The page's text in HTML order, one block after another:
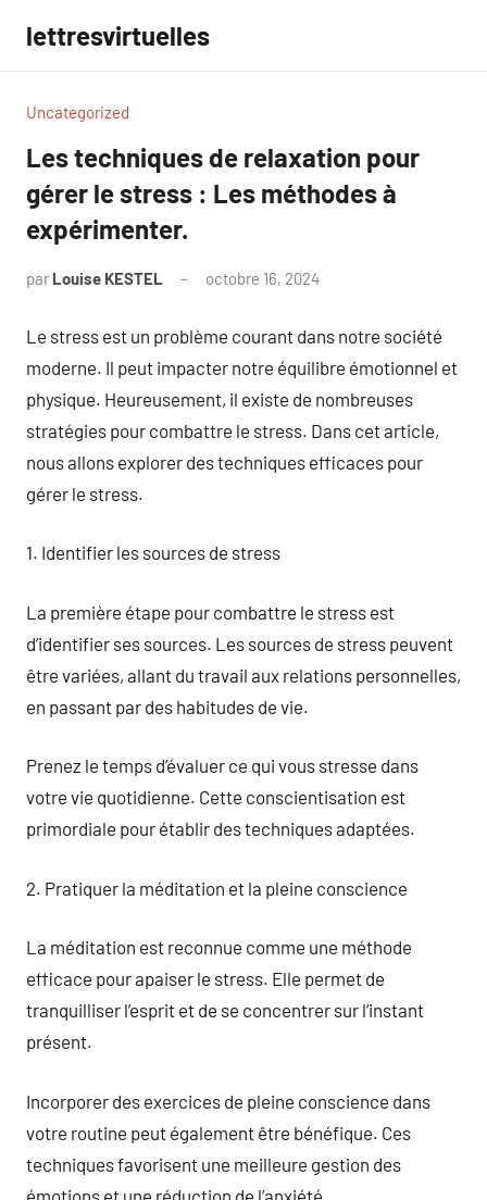
contenu
lettresvirtuelles
Uncategorized
Les techniques de relaxation pour
gérer le stress : Les méthodes à
expérimenter.
par Louise KESTEL octobre 16, 2024
Le stress est un problème courant dans notre société
moderne. Il peut impacter notre équilibre émotionnel et
physique. Heureusement, il existe de nombreuses
stratégies pour combattre le stress. Dans cet article,
nous allons explorer des techniques efficaces pour
gérer le stress.
1. Identifier les sources de stress
La première étape pour combattre le stress est
d’identifier ses sources. Les sources de stress peuvent
être variées, allant du travail aux relations personnelles,
en passant par des habitudes de vie.
Prenez le temps d’évaluer ce qui vous stresse dans
votre vie quotidienne. Cette conscientisation est
primordiale pour établir des techniques adaptées.
2. Pratiquer la méditation et la pleine conscience
La méditation est reconnue comme une méthode
efficace pour apaiser le stress. Elle permet de
tranquilliser l’esprit et de se concentrer sur l’instant
présent.
Incorporer des exercices de pleine conscience dans
votre routine peut également être bénéfique. Ces
techniques favorisent une meilleure gestion des
émotions et une réduction de l’anxiété.